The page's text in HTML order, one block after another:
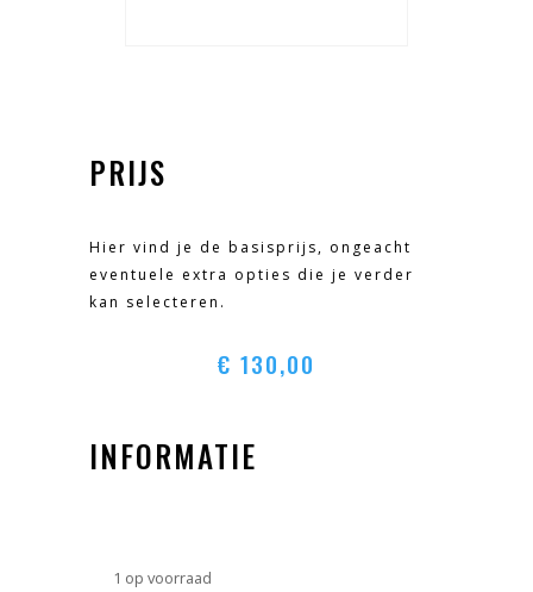
PRIJS
Hier vind je de basisprijs, ongeacht
eventuele extra opties die je verder
kan selecteren.
€ 130,00
INFORMATIE
1 op voorraad